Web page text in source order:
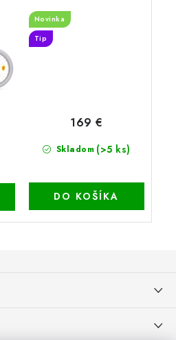
Novinka
Tip
Skladom (>5 ks)
169 €
DO KOŠÍKA